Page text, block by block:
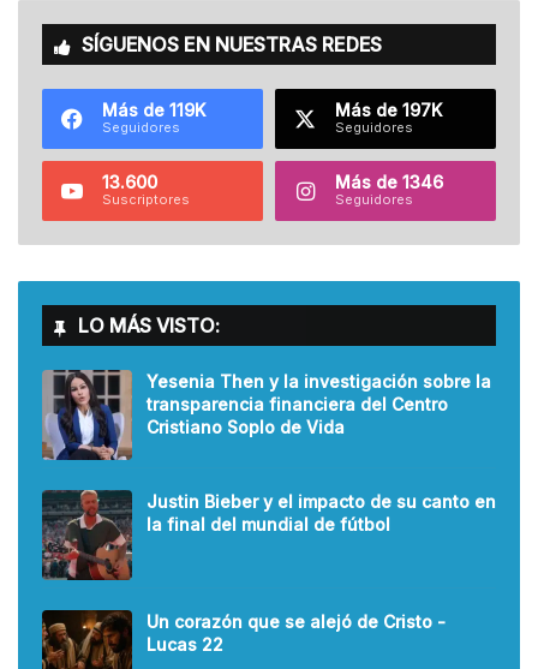
SÍGUENOS EN NUESTRAS REDES
Más de 119K
Seguidores
Más de 197K
Seguidores
13.600
Suscriptores
Más de 1346
Seguidores
LO MÁS VISTO:
Yesenia Then y la investigación sobre la
transparencia financiera del Centro
Cristiano Soplo de Vida
Justin Bieber y el impacto de su canto en
la final del mundial de fútbol
Un corazón que se alejó de Cristo -
Lucas 22